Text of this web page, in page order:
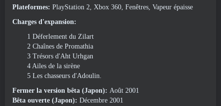
Plateformes: PlayStation 2, Xbox 360, Fenêtres, Vapeur épaisse
Charges d'expansion:
1 Déferlement du Zilart
2 Chaînes de Promathia
3 Trésors d'Aht Urhgan
4 Ailes de la sirène
5 Les chasseurs d'Adoulin.
Fermer la version bêta (Japon): Août 2001
Bêta ouverte (Japon): Décembre 2001